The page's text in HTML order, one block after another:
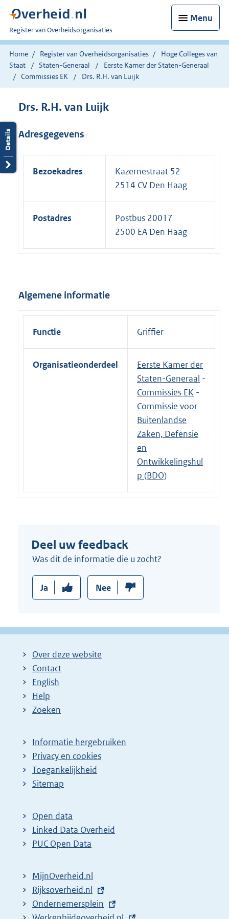
Menu
U
bent
nu
hier:
Register van Overheidsorganisaties
Home Register van Overheidsorganisaties
Hoge Colleges van
Staat
Staten-Generaal
Eerste Kamer der Staten-Generaal
Commissies EK
Drs. R.H. van Luijk
Drs. R.H. van Luijk
Adresgegevens
Bezoekadres
Kazernestraat 52
2514 CV Den Haag
Postadres
Postbus 20017
2500 EA Den Haag
Algemene informatie
Functie Griffier
Organisatieonderdeel
Eerste Kamer der
Staten-Generaal -
Commissies EK -
Commissie voor
Buitenlandse
Zaken, Defensie
en
Ontwikkelingshul
p (BDO)
Deel uw feedback
Was dit de informatie die u zocht?
Ja Nee
Over deze website
Contact
English
Help
Zoeken
Informatie hergebruiken
Privacy en cookies
Toegankelijkheid
Sitemap
Open data
Linked Data Overheid
PUC Open Data
MijnOverheid.nl
E
x
Rijksoverheid.nl
E
Ondernemersplein